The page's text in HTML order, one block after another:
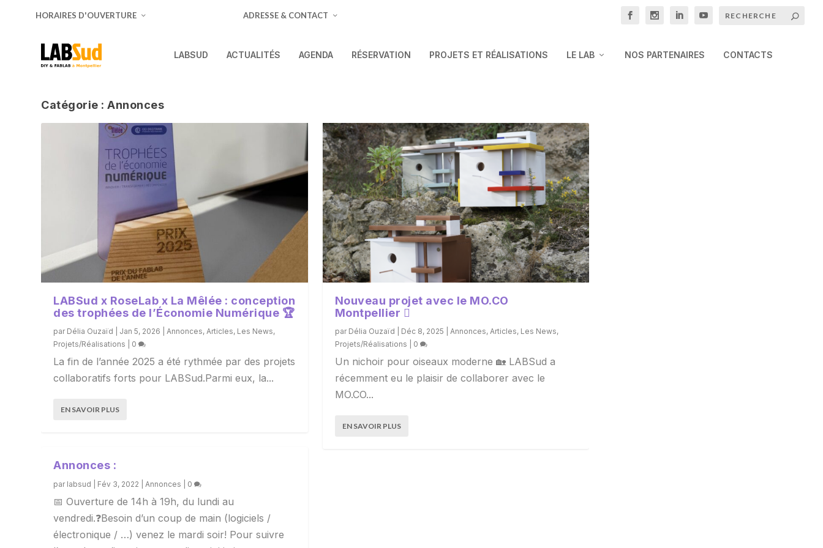
HORAIRES D'OUVERTURE ADRESSE & CONTACT
LABSUD ACTUALITÉS AGENDA RÉSERVATION PROJETS ET RÉALISATIONS LE LAB NOS PARTENAIRES CONTACTS
Catégorie :Annonces
LABSud x RoseLab x La Mêlée : conception
des trophées de l’Économie Numérique 🏆
par Délia Ouzaïd Jan 5, 2026 |Annonces,Articles, Les News,
Projets/Réalisations
0
La fin de l’année 2025 a été rythmée par des projets
collaboratifs forts pour LABSud.Parmi eux, la...
EN SAVOIR PLUS
Annonces :
par labsud Fév 3, 2022 |Annonces 0
📅 Ouverture de 14h à 19h, du lundi au
vendredi.❓Besoin d’un coup de main (logiciels /
électronique / …) venez le mardi soir! Pour suivre
Nouveau projet avec le MO.CO
Montpellier 🫟
par Délia Ouzaïd Déc 8, 2025 Annonces, Articles, Les News,
Projets/Réalisations
0
Un nichoir pour oiseaux moderne 🏡 LABSud a
récemment eu le plaisir de collaborer avec le
MO.CO...
EN SAVOIR PLUS